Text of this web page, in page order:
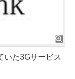
た3Gサービス